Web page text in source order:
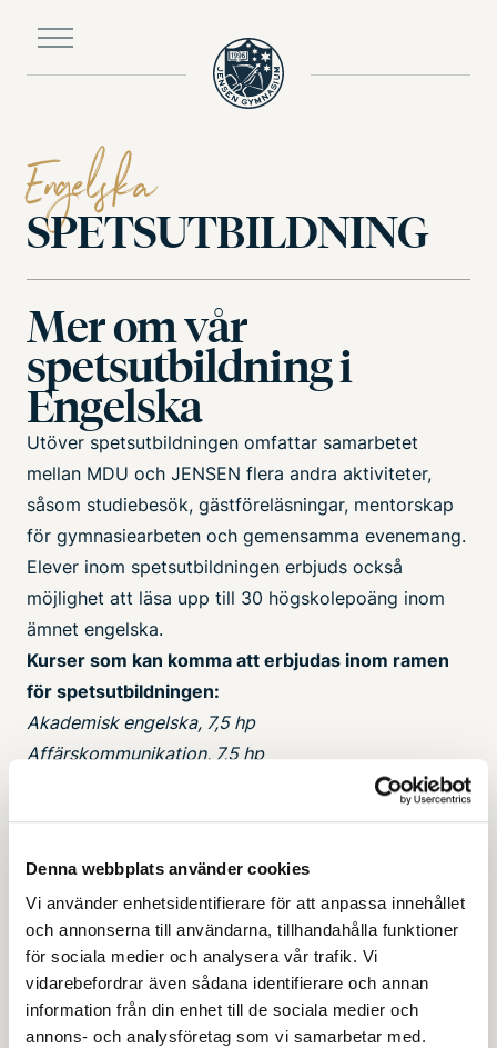
Denna webbplats använder cookies
Vi använder enhetsidentifierare för att anpassa innehållet
och annonserna till användarna, tillhandahålla funktioner
för sociala medier och analysera vår trafik. Vi
vidarebefordrar även sådana identifierare och annan
information från din enhet till de sociala medier och
annons- och analysföretag som vi samarbetar med.
huvudinnehållet
Engelska
SPETSUTBILDNING
Mer om vår
spetsutbildning i
Engelska
Utöver spetsutbildningen omfattar samarbetet
mellan MDU och JENSEN flera andra aktiviteter,
såsom studiebesök, gästföreläsningar, mentorskap
för gymnasiearbeten och gemensamma evenemang.
Elever inom spetsutbildningen erbjuds också
möjlighet att läsa upp till 30 högskolepoäng inom
ämnet engelska.
Kurser som kan komma att erbjudas inom ramen
för spetsutbildningen:
Akademisk engelska, 7,5 hp
Affärskommunikation, 7,5 hp
Engelska 1: Litteratur 1, 7,5 hp
Kurserna erbjuds i normalfallet under årskurs 2 och
3 men redan under den första årskursen erbjuds
gästföreläsningar från MDU:s forskare och lärare.
För att öka förståelsen för högre utbildning bjuds
eleverna även in till specifika informationstillfällen
vid MDU.